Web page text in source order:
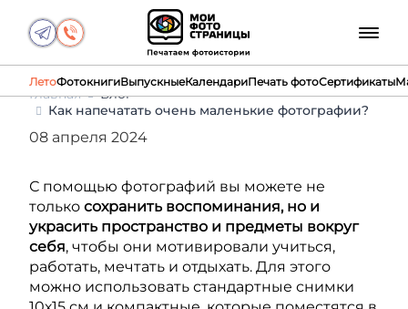
ЛетоФотокнигиВыпускныеКалендариПечать фотоСертификаты
Главная
Блог
Как напечатать очень маленькие фотографии?
08 апреля 2024
С помощью фотографий вы можете не
только сохранить воспоминания, но и
украсить пространство и предметы вокруг
себя, чтобы они мотивировали учиться,
работать, мечтать и отдыхать. Для этого
можно использовать стандартные снимки